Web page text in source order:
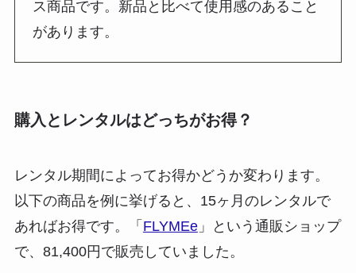
ス商品です。新品と比べて使用感のあること
があります。
購入とレンタルはどっちがお得？
レンタル期間によってお得かどうか変わります。
以下の商品を例に挙げると、15ヶ月のレンタルで
あればお得です。「 FLYMEe」という通販ショップ
で、81,400円で販売していました。